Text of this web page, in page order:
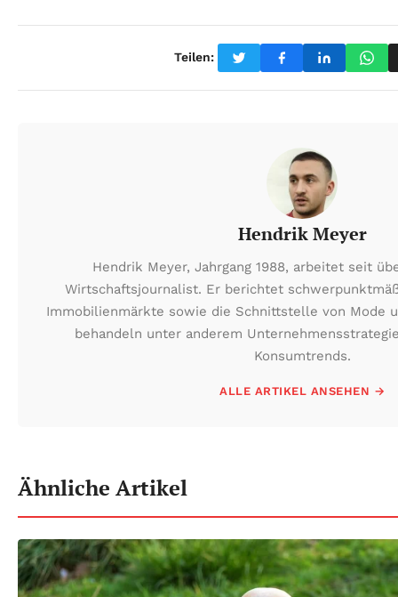
Teilen:
Hendrik Meyer
Hendrik Meyer, Jahrgang 1988, arbeitet seit
Wirtschaftsjournalist. Er berichtet
Immobilienmärkte sowie die Schnittstelle von Mode
behandeln unter anderem
Konsumtrends.
ALLE ARTIKEL ANSEHEN →
Ähnliche Artikel